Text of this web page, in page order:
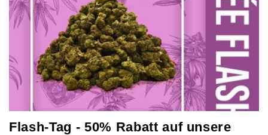
Flash-Tag - 50% Rabatt auf unsere